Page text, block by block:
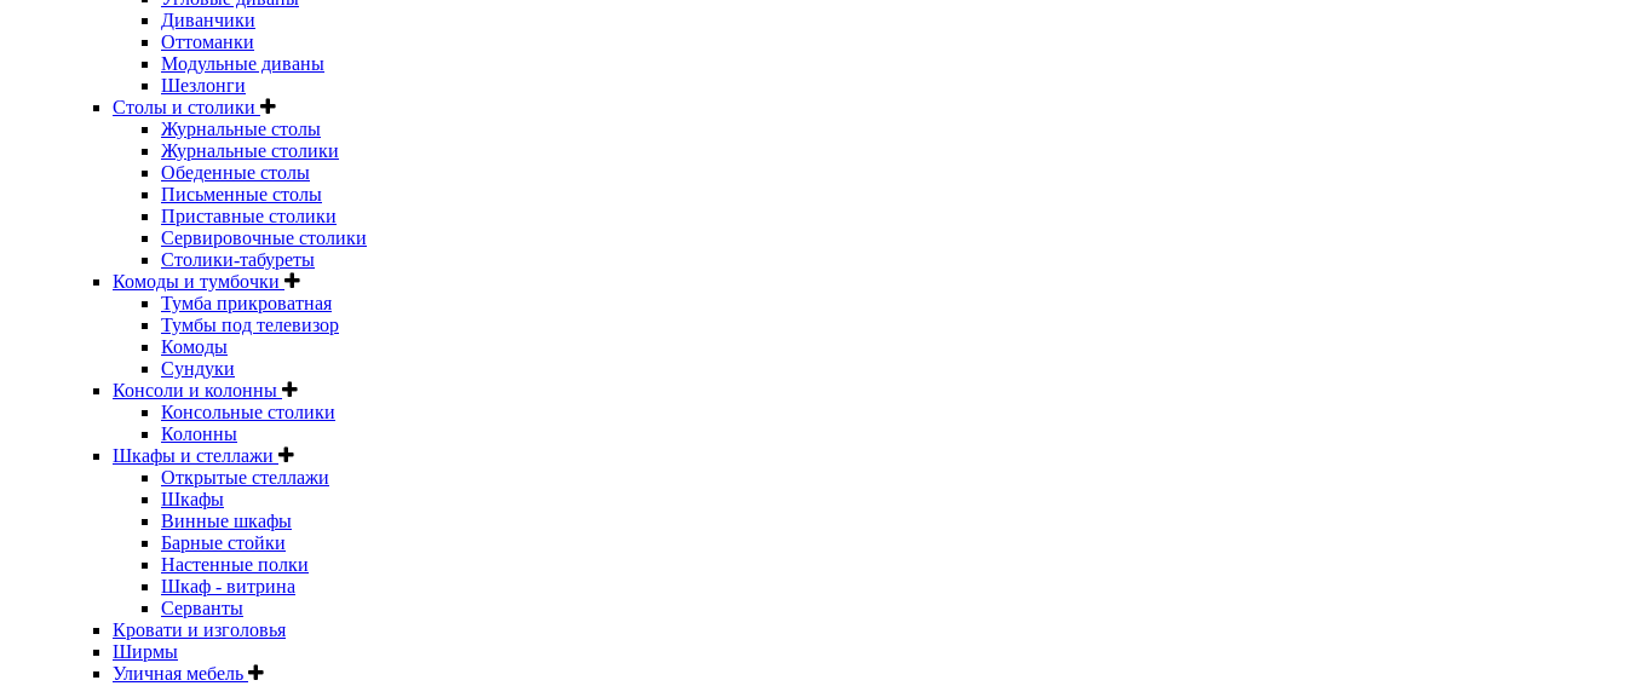
Диванчики
Оттоманки
Модульные диваны
Шезлонги
Столы и столики
Журнальные столы
Журнальные столики
Обеденные столы
Письменные столы
Приставные столики
Сервировочные столики
Столики-табуреты
Комоды и тумбочки
Тумба прикроватная
Тумбы под телевизор
Комоды
Сундуки
Консоли и колонны
Консольные столики
Колонны
Шкафы и стеллажи
Открытые стеллажи
Шкафы
Винные шкафы
Барные стойки
Настенные полки
Шкаф - витрина
Серванты
Кровати и изголовья
Ширмы
Уличная мебель